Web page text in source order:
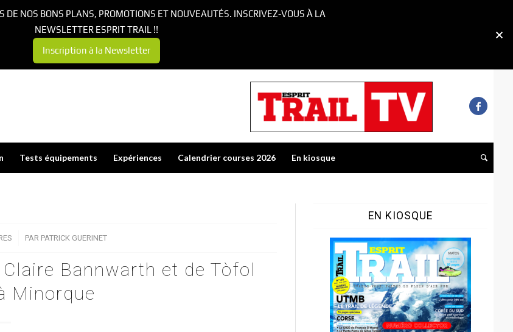
Tests équipements Expériences Calendrier courses 2026 En kiosque
PAR PATRICK GUERINET
Bannwarth et de Tòfol
Minorque
EN KIOSQUE
DE NOS BONS PLANS, PROMOTIONS ET NOUVEAUTÉS. INSCRIVEZ-VOUS À LA
NEWSLETTER ESPRIT TRAIL !!
Inscription à la Newsletter